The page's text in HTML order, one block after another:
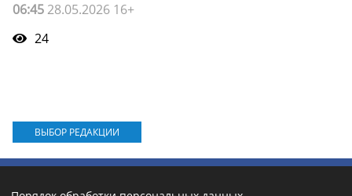
06:45 28.05.2026 16+
24
ВЫБОР РЕДАКЦИИ